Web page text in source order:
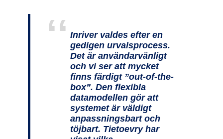
Inriver valdes efter en
gedigen urvalsprocess.
Det är användarvänligt
och vi ser att mycket
finns färdigt ”out-of-the-
box”. Den flexibla
datamodellen gör att
systemet är väldigt
anpassningsbart och
töjbart. Tietoevry har